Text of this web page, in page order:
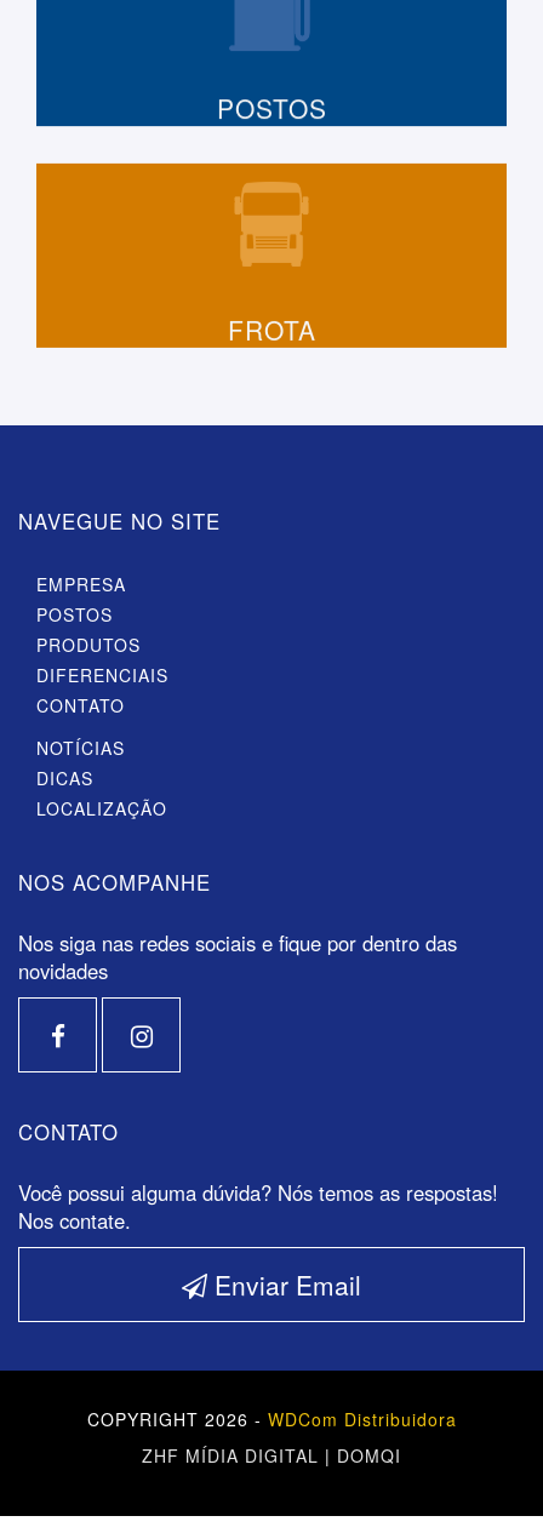
POSTOS
FROTA
NAVEGUE NO SITE
EMPRESA
POSTOS
PRODUTOS
DIFERENCIAIS
CONTATO
NOTÍCIAS
DICAS
LOCALIZAÇÃO
NOS ACOMPANHE
Nos siga nas redes sociais e fique por dentro das
novidades
CONTATO
Você possui alguma dúvida? Nós temos as respostas!
Nos contate.
Enviar Email
COPYRIGHT 2026 - WDCom Distribuidora
ZHF MÍDIA DIGITAL | DOMQI